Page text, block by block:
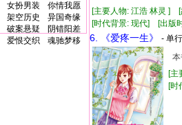
女扮男装
你情我愿
架空历史
异国奇缘
破案悬疑
阴错阳差
爱恨交织
魂驰梦移
[主要人物: 江浩 林灵 ]
[时代背景: 现代] [出
6. 《爱疼一生》 - 单
[主
[时